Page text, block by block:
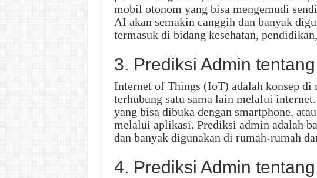
mobil otonom yang bisa mengemudi
AI akan semakin canggih dan banyak
termasuk di bidang kesehatan,
3. Prediksi Admin
Internet of Things (IoT) adalah konsep di
terhubung satu sama lain melalui
yang bisa dibuka dengan smartphone,
melalui aplikasi. Prediksi admin adalah
dan banyak digunakan di rumah-rumah
4. Prediksi Admin